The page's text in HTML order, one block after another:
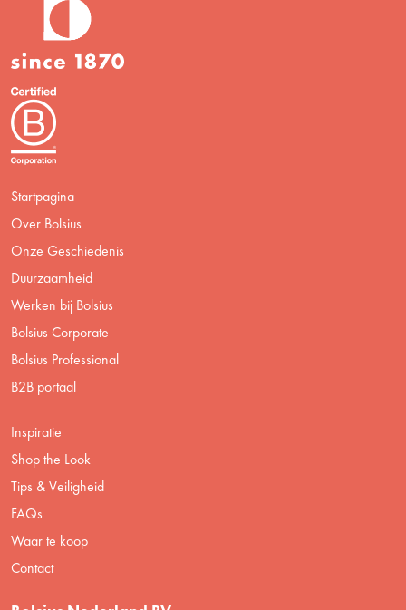
Startpagina
Over Bolsius
Onze Geschiedenis
Duurzaamheid
Werken bij Bolsius
Bolsius Corporate
Bolsius Professional
B2B portaal
Inspiratie
Shop the Look
Tips & Veiligheid
FAQs
Waar te koop
Contact